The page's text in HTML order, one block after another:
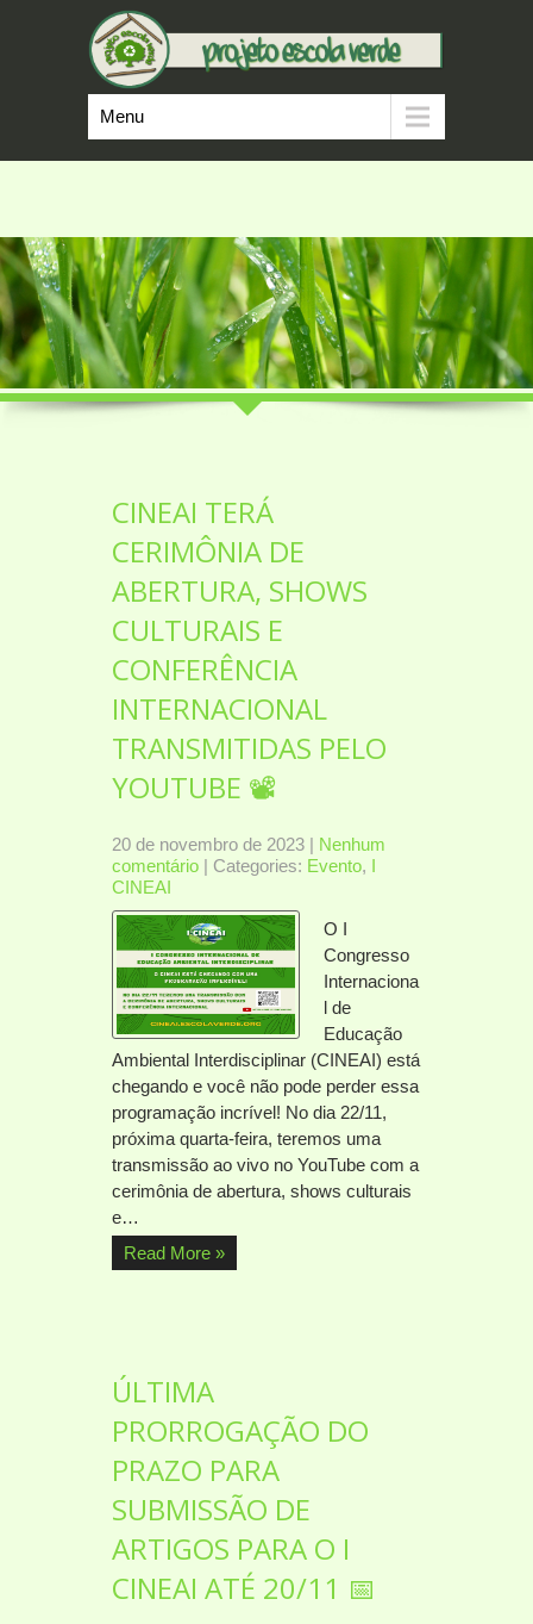
Menu
CINEAI TERÁ
CERIMÔNIA DE
ABERTURA, SHOWS
CULTURAIS E
CONFERÊNCIA
INTERNACIONAL
TRANSMITIDAS PELO
YOUTUBE 📽️
20 de novembro de 2023 | Nenhum
comentário | Categories: Evento, I
CINEAI
O I
Congresso
Internaciona
l de
Educação
Ambiental Interdisciplinar (CINEAI) está
chegando e você não pode perder essa
programação incrível! No dia 22/11,
próxima quarta-feira, teremos uma
transmissão ao vivo no YouTube com a
cerimônia de abertura, shows culturais
e…
Read More »
ÚLTIMA
PRORROGAÇÃO DO
PRAZO PARA
SUBMISSÃO DE
ARTIGOS PARA O I
CINEAI ATÉ 20/11 📅